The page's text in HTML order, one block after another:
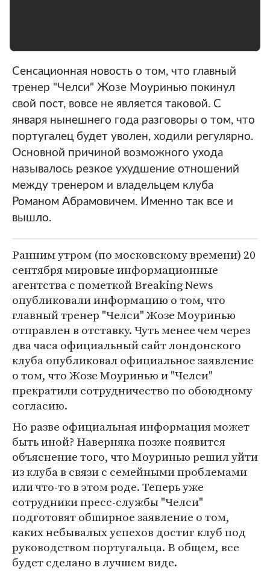
Сенсационная новость о том, что главный
тренер "Челси" Жозе Моуринью покинул
свой пост, вовсе не является таковой. С
января нынешнего года разговоры о том, что
португалец будет уволен, ходили регулярно.
Основной причиной возможного ухода
называлось резкое ухудшение отношений
между тренером и владельцем клуба
Романом Абрамовичем. Именно так все и
вышло.
Ранним утром (по московскому времени) 20
сентября мировые информационные
агентства с пометкой Breaking News
опубликовали информацию о том, что
главный тренер "Челси" Жозе Моуринью
отправлен в отставку. Чуть менее чем через
два часа официальный сайт лондонского
клуба опубликовал официальное заявление
о том, что Жозе Моуринью и "Челси"
прекратили сотрудничество по обоюдному
согласию.
Но разве официальная информация может
быть иной? Наверняка позже появится
объяснение того, что Моуринью решил уйти
из клуба в связи с семейными проблемами
или что-то в этом роде. Теперь уже
сотрудники пресс-службы "Челси"
подготовят обширное заявление о том,
каких небывалых успехов достиг клуб под
руководством португальца. В общем, все
будет сделано в лучшем виде.